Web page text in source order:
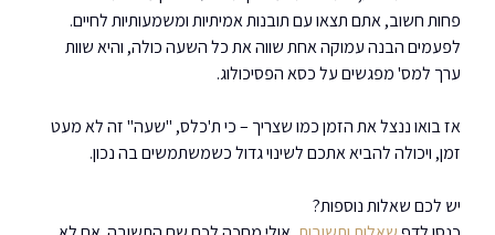
פחות חשוב, אתם תצאו עם תובנות אמיתיות ומשמעותיות לחיים.
לפעמים הבנה עמוקה אחת שווה את כל השעה כולה, והיא שוות
ערך למס' מפגשים על כסא הפסיכולוג.
אז בואו ננצל את הזמן כמו שצריך – כי ת'כלס, "שעה" זה לא מעט
זמן, ויכולה להביא אתכם לשינוי גדול כשמשתמשים בה נכון.
יש לכם שאלות נוספות?